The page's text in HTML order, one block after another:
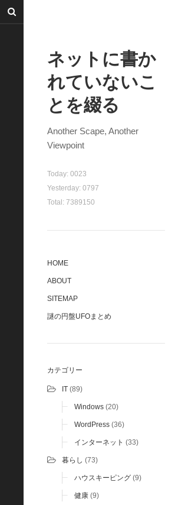
ネットに書か
れていないこ
とを綴る
Another Scape, Another
Viewpoint
Today: 0023
Yesterday: 0797
Total: 7389150
HOME
ABOUT
SITEMAP
謎の円盤UFOまとめ
カテゴリー
IT (89)
Windows (20)
WordPress (36)
インターネット (33)
暮らし (73)
ハウスキーピング (9)
健康 (9)